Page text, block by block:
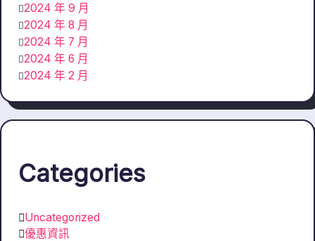
2024 年 9 月
2024 年 8 月
2024 年 7 月
2024 年 6 月
2024 年 2 月
Categories
Uncategorized
優惠資訊